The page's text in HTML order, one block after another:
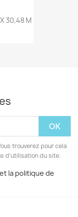
30,48 M
trouverez pour cela
d'utilisation du site.
la politique de